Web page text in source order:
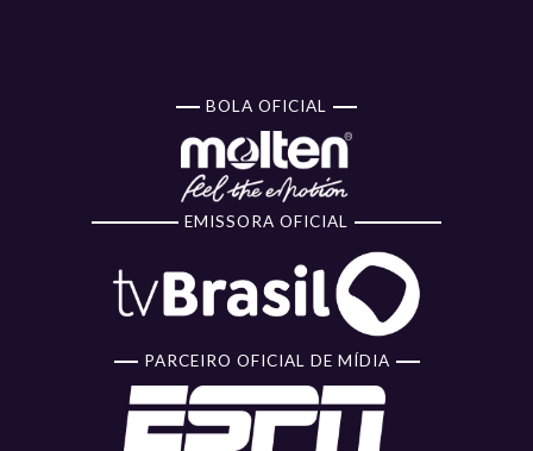
BOLA OFICIAL
EMISSORA OFICIAL
PARCEIRO OFICIAL DE MÍDIA